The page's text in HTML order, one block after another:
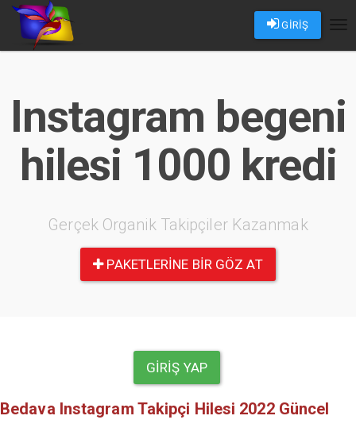
GİRİŞ
Instagram begeni
hilesi 1000 kredi
Gerçek Organik Takipçiler Kazanmak
PAKETLERINE BIR GÖZ AT
GIRIŞ YAP
Bedava Instagram Takipçi Hilesi 2022 Güncel